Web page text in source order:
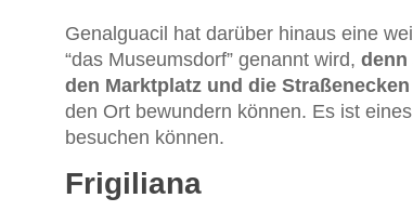
Genalguacil hat darüber hinaus eine
“das Museumsdorf” genannt wird, denn
den Marktplatz und die
den Ort bewundern können. Es ist
besuchen können.
Frigiliana